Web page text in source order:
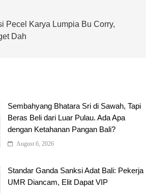
Pecel Karya Lumpia Bu Corry,
Dah
Sembahyang Bhatara Sri di Sawah, Tapi
Beras Beli dari Luar Pulau. Ada Apa
dengan Ketahanan Pangan Bali?
August 6, 2026
Standar Ganda Sanksi Adat Bali: Pekerja
UMR Diancam, Elit Dapat VIP